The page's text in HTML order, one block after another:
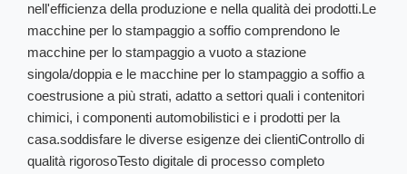
nell'efficienza della produzione e nella qualità dei prodotti.Le
macchine per lo stampaggio a soffio comprendono le
macchine per lo stampaggio a vuoto a stazione
singola/doppia e le macchine per lo stampaggio a soffio a
coestrusione a più strati, adatto a settori quali i contenitori
chimici, i componenti automobilistici e i prodotti per la
casa.soddisfare le diverse esigenze dei clientiControllo di
qualità rigorosoTesto digitale di processo completo